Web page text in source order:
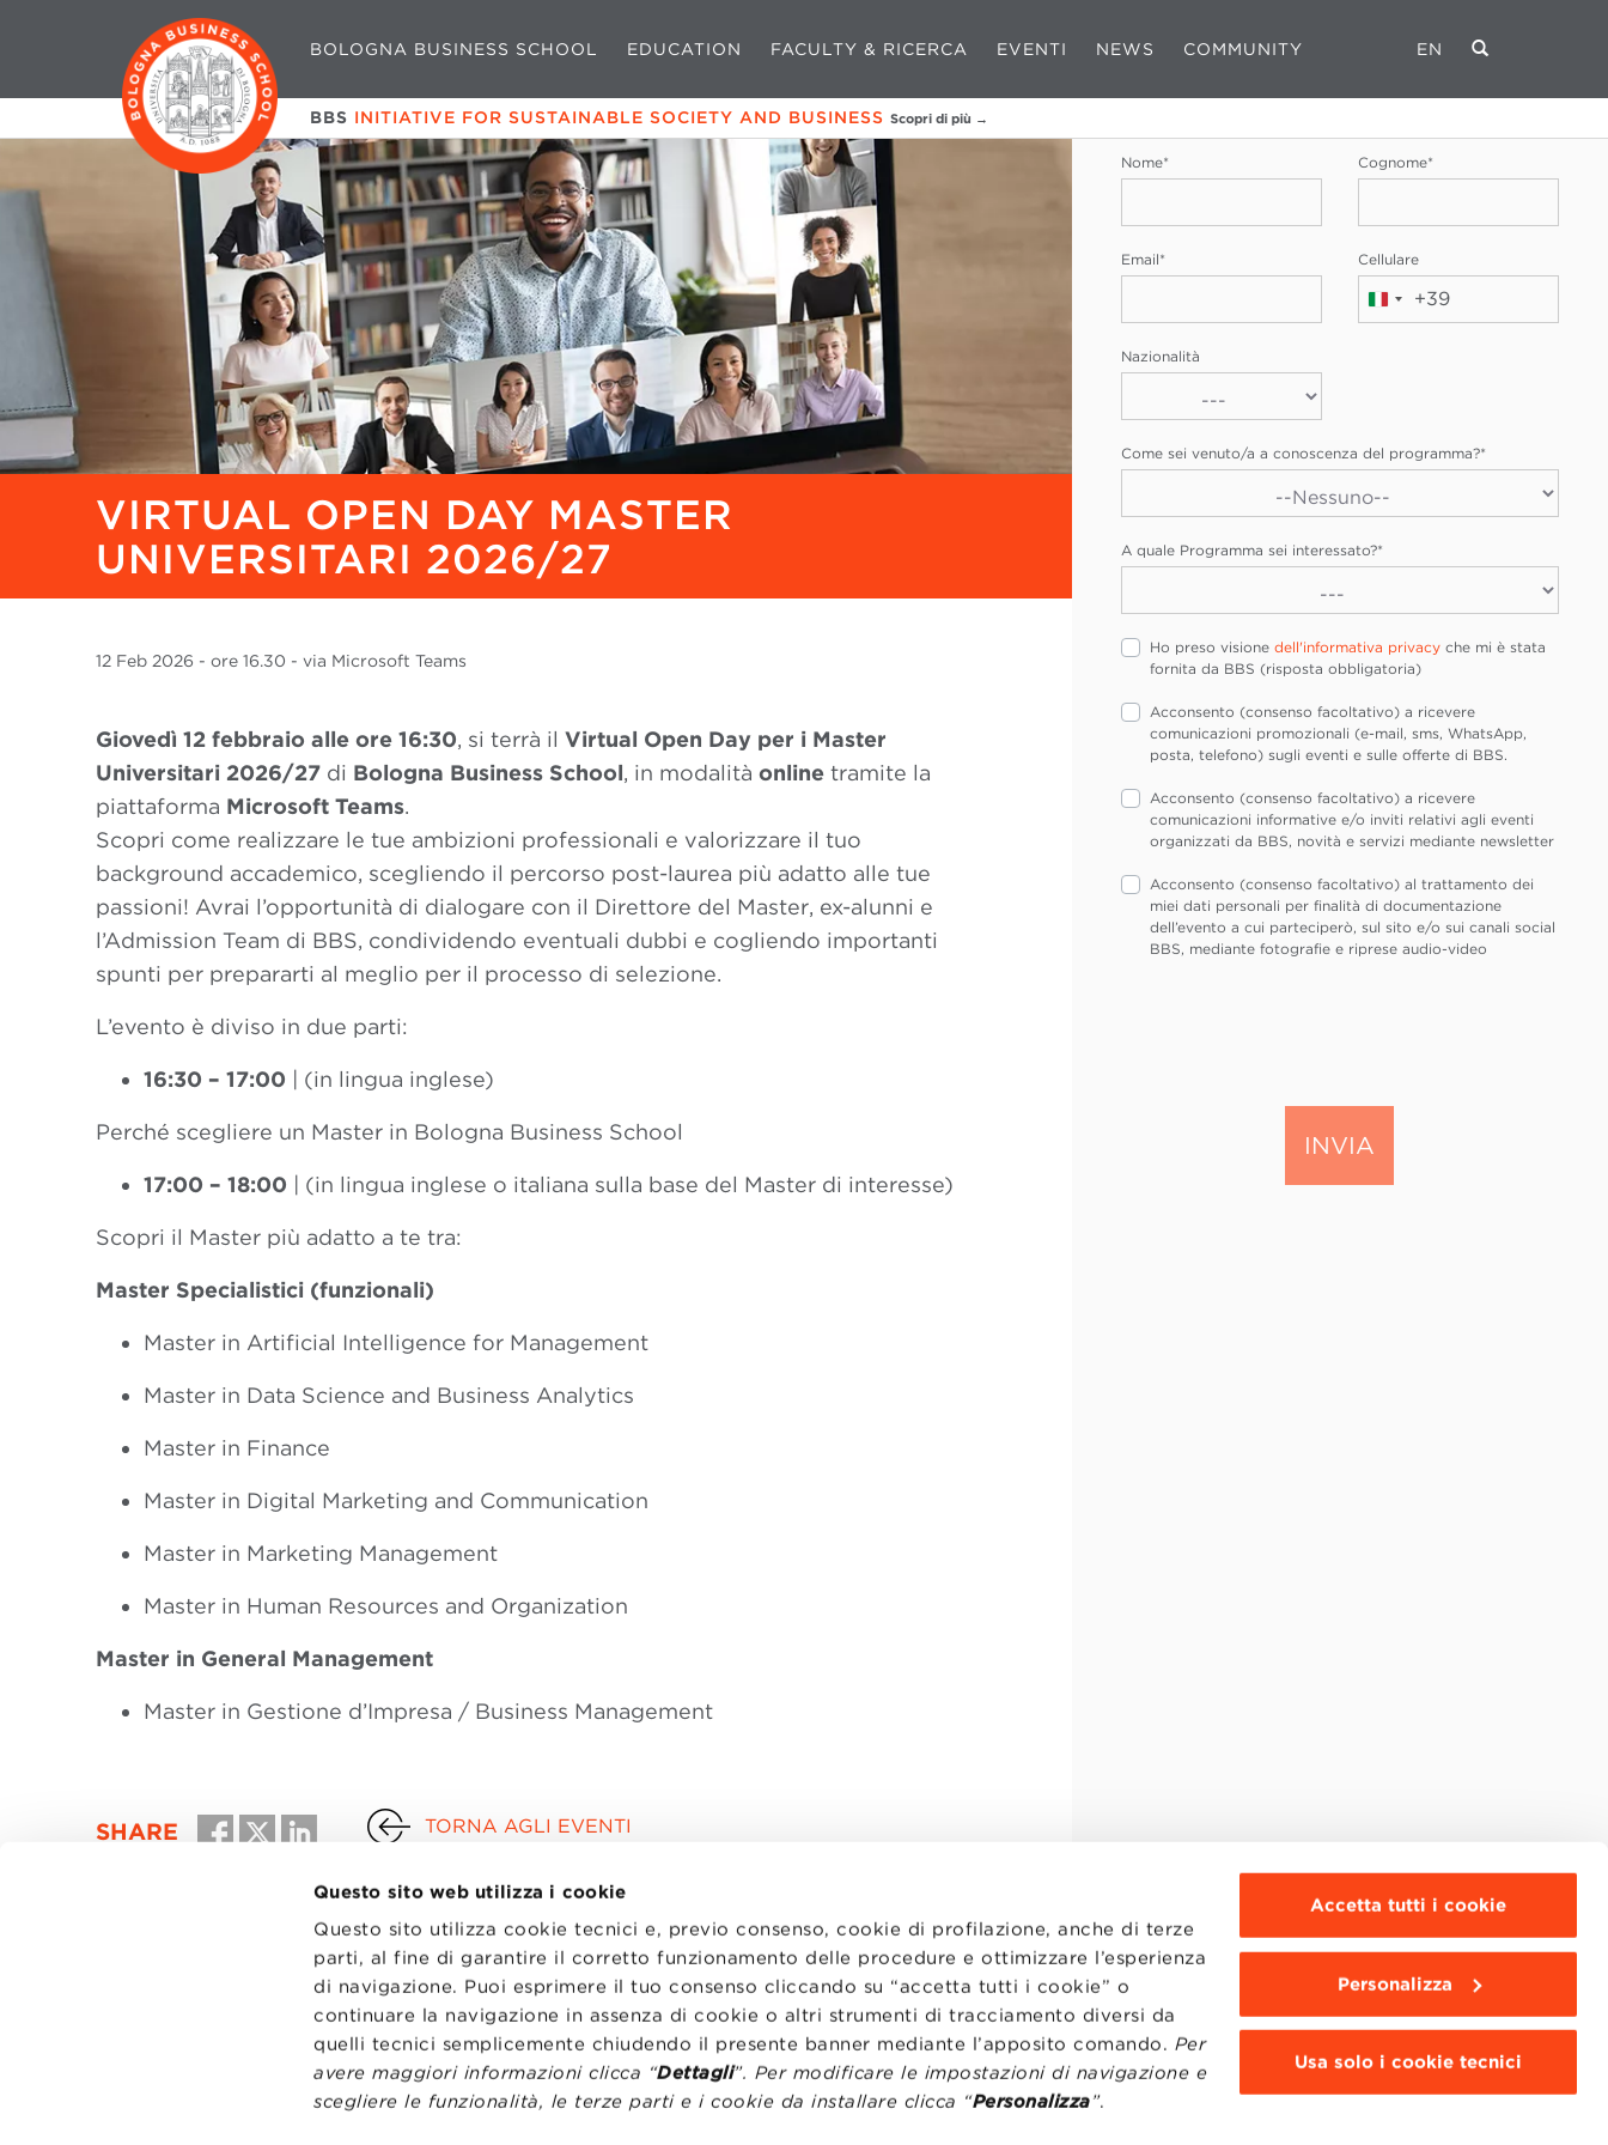
Questo sito web utilizza i cookie
Questo sito utilizza cookie tecnici e, previo consenso, cookie di profilazione, anche di terze
parti, al fine di garantire il corretto funzionamento delle procedure e ottimizzare l’esperienza
di navigazione. Puoi esprimere il tuo consenso cliccando su “accetta tutti i cookie” o
continuare la navigazione in assenza di cookie o altri strumenti di tracciamento diversi da
quelli tecnici semplicemente chiudendo il presente banner mediante l’apposito comando. Per
avere maggiori informazioni clicca “Dettagli”. Per modificare le impostazioni di navigazione e
scegliere le funzionalità, le terze parti e i cookie da installare clicca “Personalizza”.
Accetta tutti i cookie
Personalizza
Usa solo i cookie tecnici
BOLOGNA BUSINESS SCHOOL EDUCATION FACULTY & RICERCA EVENTI NEWS COMMUNITY EN
BBS INITIATIVE FOR SUSTAINABLE SOCIETY AND BUSINESS Scopri di più →
VIRTUAL OPEN DAY MASTER
UNIVERSITARI 2026/27
12 Feb 2026 - ore 16.30 - via Microsoft Teams
Giovedì 12 febbraio alle ore 16:30, si terrà il Virtual Open Day per i Master
Universitari 2026/27 di Bologna Business School, in modalità online tramite la
piattaforma Microsoft Teams.
Scopri come realizzare le tue ambizioni professionali e valorizzare il tuo
background accademico, scegliendo il percorso post-laurea più adatto alle tue
passioni! Avrai l’opportunità di dialogare con il Direttore del Master, ex-alunni e
l’Admission Team di BBS, condividendo eventuali dubbi e cogliendo importanti
spunti per prepararti al meglio per il processo di selezione.
L’evento è diviso in due parti:
16:30 – 17:00 (in lingua inglese)
Perché scegliere un Master in Bologna Business School
17:00 – 18:00 (in lingua inglese o italiana sulla base del Master di interesse)
Scopri il Master più adatto a te tra:
Master Specialistici (funzionali)
Master in Artificial Intelligence for Management
Master in Data Science and Business Analytics
Master in Finance
Master in Digital Marketing and Communication
Master in Marketing Management
Master in Human Resources and Organization
Master in General Management
Master in Gestione d’Impresa / Business Management
SHARE TORNA AGLI EVENTI
Nome* Cognome*
Email* Cellulare
Italia+39
Nazionalità
Come sei venuto/a a conoscenza del programma?*
A quale Programma sei interessato?*
Ho preso visione dell'informativa privacy che mi è stata
fornita da BBS (risposta obbligatoria)
Acconsento (consenso facoltativo) a ricevere
comunicazioni promozionali (e-mail, sms, WhatsApp,
posta, telefono) sugli eventi e sulle offerte di BBS.
Acconsento (consenso facoltativo) a ricevere
comunicazioni informative e/o inviti relativi agli eventi
organizzati da BBS, novità e servizi mediante newsletter
Acconsento (consenso facoltativo) al trattamento dei
miei dati personali per finalità di documentazione
dell’evento a cui parteciperò, sul sito e/o sui canali social
BBS, mediante fotografie e riprese audio-video